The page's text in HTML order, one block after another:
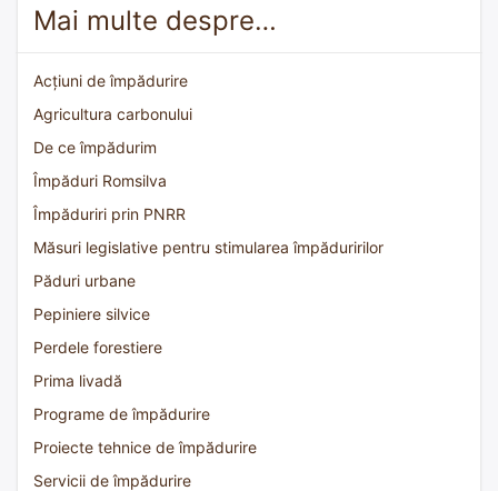
Mai multe despre…
Acțiuni de împădurire
Agricultura carbonului
De ce împădurim
Împăduri Romsilva
Împăduriri prin PNRR
Măsuri legislative pentru stimularea împăduririlor
Păduri urbane
Pepiniere silvice
Perdele forestiere
Prima livadă
Programe de împădurire
Proiecte tehnice de împădurire
Servicii de împădurire